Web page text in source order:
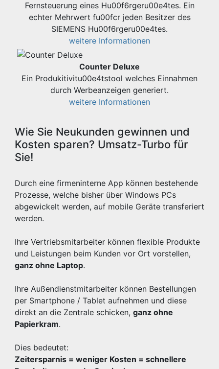
Fernsteuerung eines Hu00f6rgeru00e4tes. Ein
echter Mehrwert fu00fcr jeden Besitzer des
SIEMENS Hu00f6rgeru00e4tes.
weitere Informationen
Counter Deluxe
Ein Produkitivitu00e4tstool welches Einnahmen
durch Werbeanzeigen generiert.
weitere Informationen
Wie Sie Neukunden gewinnen und
Kosten sparen? Umsatz-Turbo für
Sie!
Durch eine firmeninterne App können bestehende
Prozesse, welche bisher über Windows PCs
abgewickelt werden, auf mobile Geräte transferiert
werden.
Ihre Vertriebsmitarbeiter können flexible Produkte
und Leistungen beim Kunden vor Ort vorstellen,
ganz ohne Laptop.
Ihre Außendienstmitarbeiter können Bestellungen
per Smartphone / Tablet aufnehmen und diese
direkt an die Zentrale schicken, ganz ohne
Papierkram.
Dies bedeutet:
Zeitersparnis = weniger Kosten = schnellere